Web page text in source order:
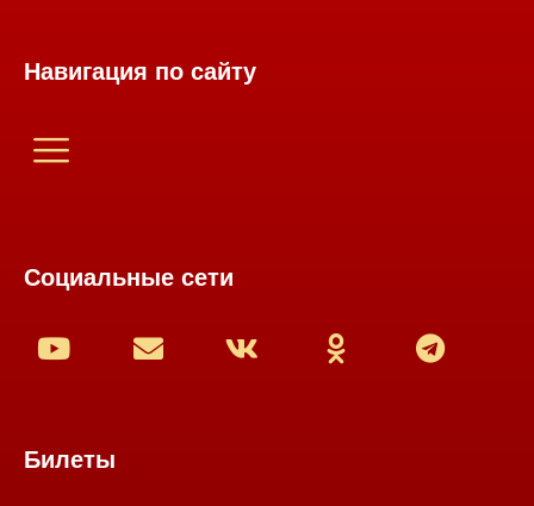
Навигация по сайту
Социальные сети
Билеты